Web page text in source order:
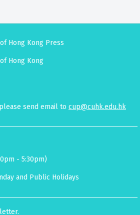
Hong Kong Press
Hong Kong
send email to cup@cuhk.edu.hk
- 5:30pm)
and Public Holidays